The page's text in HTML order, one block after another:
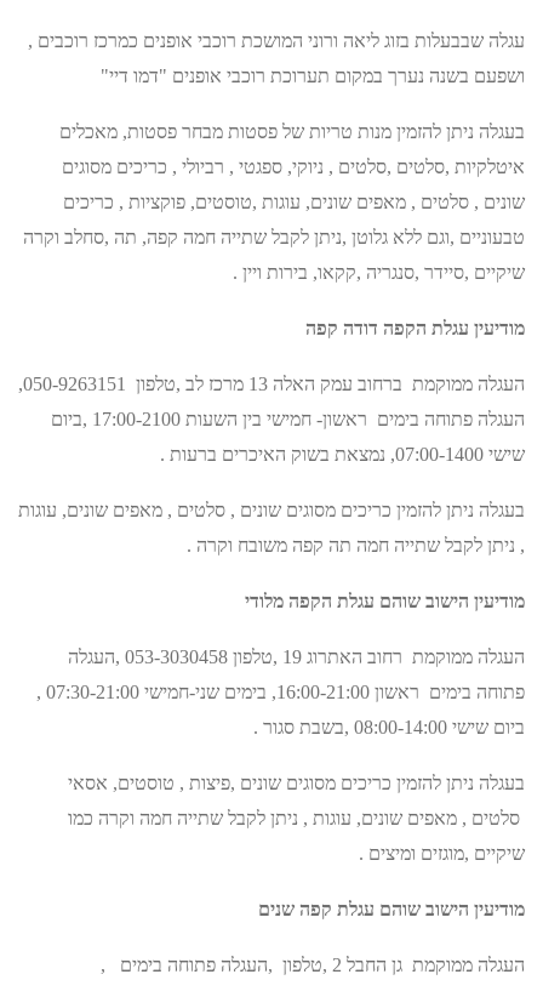
עגלה שבבעלות בזוג ליאה ורוני המושכת רוכבי אופנים כמרכז רוכבים ,
ושפעם בשנה נערך במקום תערוכת רוכבי אופנים "דמו דיי"
בעגלה ניתן להזמין מנות טריות של פסטות מבחר פסטות, מאכלים
איטלקיות ,סלטים ,סלטים , ניוקי, ספגטי , רביולי , כריכים מסוגים
שונים , סלטים , מאפים שונים, עוגות ,טוסטים, פוקציות , כריכים
טבעוניים ,וגם ללא גלוטן ,ניתן לקבל שתייה חמה קפה, תה ,סחלב וקרה
שיקיים ,סיידר ,סנגריה ,קקאו, בירות ויין .
מודיעין עגלת הקפה דודה קפה
העגלה ממוקמת ברחוב עמק האלה 13 מרכז לב ,טלפון 050-9263151,
העגלה פתוחה בימים ראשון- חמישי בין השעות 17:00-2100 ,ביום
שישי 07:00-1400, נמצאת בשוק האיכרים ברעות .
בעגלה ניתן להזמין כריכים מסוגים שונים , סלטים , מאפים שונים, עוגות
, ניתן לקבל שתייה חמה תה קפה משובח וקרה .
מודיעין הישוב שוהם עגלת הקפה מלודי
העגלה ממוקמת רחוב האתרוג 19 ,טלפון 053-3030458 ,העגלה
פתוחה בימים ראשון 16:00-21:00, בימים שני-חמישי 07:30-21:00 ,
ביום שישי 08:00-14:00 ,בשבת סגור .
בעגלה ניתן להזמין כריכים מסוגים שונים ,פיצות , טוסטים, אסאי
סלטים , מאפים שונים, עוגות , ניתן לקבל שתייה חמה וקרה כמו
שיקיים ,מוגזים ומיצים .
מודיעין הישוב שוהם עגלת קפה שנים
העגלה ממוקמת גן החבל 2 ,טלפון ,העגלה פתוחה בימים ,